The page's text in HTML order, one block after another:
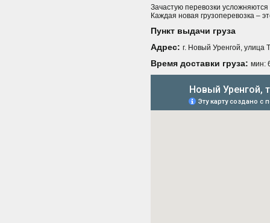
Зачастую перевозки
Каждая новая грузоперевозка –
Пункт выдачи груза
Адрес: г. Новый Уренгой, улица
Время доставки груза: мин: